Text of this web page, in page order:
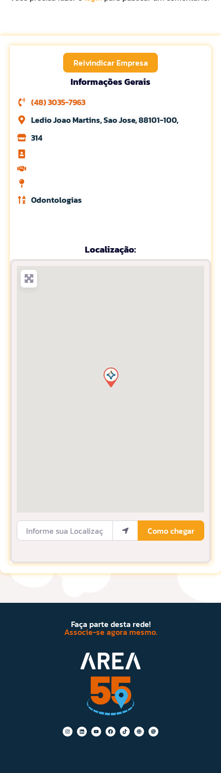
Reivindicar Empresa
Informações Gerais
(48) 3035-7963
Ledio Joao Martins, Sao Jose, 88101-100,
314
Odontologias
Localização:
Informe sua Localização
Como chegar
Faça parte desta rede!
Associe-se agora mesmo.